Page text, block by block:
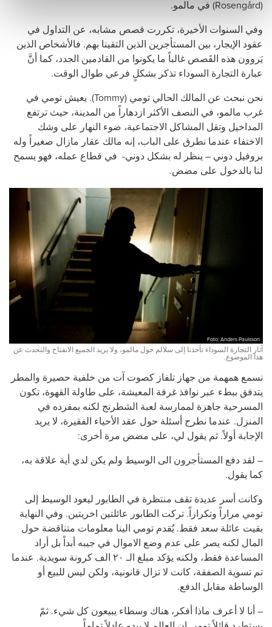
(Rosengård) في مالمو.
وفي السنوات الأخيرة، تكررت قصص مشابه، عن التداول في
عقود الإيجار، بين المستأجرين الذين التقينا بهم. فالأشخاص الذين
يَروون هذه القَصص غالباً ما يكونوا من القادمين الجدد، كما أنَّ
عبارة التجارة السوداء تذكر بشكلٍ فرعي طوال الوقت.
نحن نبحث عن المالك الحالي تومي (Tommy). يعيش تومي في
غرب مالمو، في النصف الأكثر ازدهاراً من المدينة، حيث ترتفع
المداخيل وتقل المشاكل الاجتماعية، ضوء النهار على وشك
الاختفاء عندما نطرق على الباب، إنه مالك عقار مازال صغيراً وله
بروفيل دوني – ينظر له بشكل دوني- في قطاع عمله، فهو يسمح
لنا بالدخول على مضض.
Foto: Anders Paulsson
آثار التجارة السوداء تأخذنا إلى سلالم حول مالمو، ولا يريد الجميع الانفتاح والتحدث عن
هذا الموضوع.
نسمع همهمة من جهاز تلفاز كصوت آت من خلفية حصيرة والمطر
يتدفق ببطء عبر نوافذ غرفة المعيشة، على طاولة القهوة، تكون
المسرحية جاهزة لممارسة لعبة الشطرنج لكنه بمفرده في
المنزل. عندما نطرح أسئلة حول عقد الأحياء الفقيرة، لا يريد
الإجابة أولاً. ثم يقول لي، على مضض مرة أخرى:
– لقد دفع المستأجرون الى الوسيط ولم يكن لدي أية علاقة به،
كما يقول.
وكانت أسر عديدة تقف منتظرة في الطابور ليعود الوسيط إلى
تومي مراراً وتكراراً. تركت الطابور عائلتين اخريتين. وفي النهاية
بقيت عائلة سعد فقط. يُقدم تومي الينا معلومات متناقضة حول
المال لكنه يصر على عدم وضع الاموال في جيبه أبداً بل أراد
المساعدة فقط، ولكنه يؤكد مبلغ الـ ٢٠ الف كرونة سويدية. عندما
تم تسوية الصفقة، كانت لا تزال قانونية، ولكن ليس للبيع أو
الوساطة مقابل الدفع.
– أنا لا أعرف ماذا أفكر، هناك وسطاء يبيعون كل شيء. ثمّ